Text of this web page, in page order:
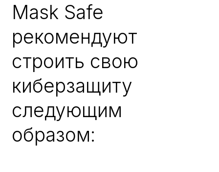
Mask Safe
рекомендуют
строить свою
киберзащиту
следующим
образом: